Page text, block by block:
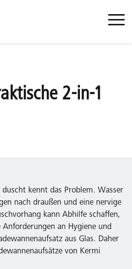
2-in-1
kennt das Problem. Wasser
nach draußen und eine nervige
kann Abhilfe schaffen,
an Hygiene und
aus Glas. Daher
von Kermi